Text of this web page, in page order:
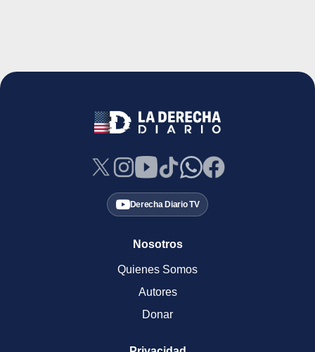
Derecha Diario TV
Nosotros
Quienes Somos
Autores
Donar